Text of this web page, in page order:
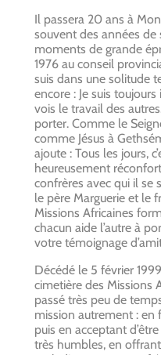
Il passera 20 ans à
souvent des années de
moments de grande
1976 au conseil
suis dans une solitude
encore : Je suis
vois le travail des
porter. Comme le
comme Jésus à
ajoute : Tous les jours,
heureusement
confrères avec qui il se
le père Marguerie et le
Missions Africaines
chacun aide l’autre à
votre témoignage
Décédé le 5 février
cimetière des Missions
passé très peu de
mission autrement : en
puis en acceptant
très humbles, en